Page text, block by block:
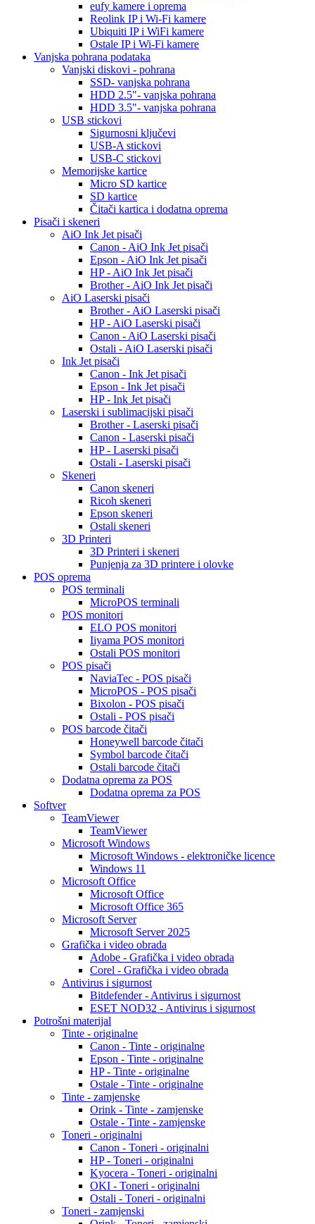
eufy kamere i oprema
Reolink IP i Wi-Fi kamere
Ubiquiti IP i WiFi kamere
Ostale IP i Wi-Fi kamere
Vanjska pohrana podataka
Vanjski diskovi - pohrana
SSD- vanjska pohrana
HDD 2.5"- vanjska pohrana
HDD 3.5"- vanjska pohrana
USB stickovi
Sigurnosni ključevi
USB-A stickovi
USB-C stickovi
Memorijske kartice
Micro SD kartice
SD kartice
Čitači kartica i dodatna oprema
Pisači i skeneri
AiO Ink Jet pisači
Canon - AiO Ink Jet pisači
Epson - AiO Ink Jet pisači
HP - AiO Ink Jet pisači
Brother - AiO Ink Jet pisači
AiO Laserski pisači
Brother - AiO Laserski pisači
HP - AiO Laserski pisači
Canon - AiO Laserski pisači
Ostali - AiO Laserski pisači
Ink Jet pisači
Canon - Ink Jet pisači
Epson - Ink Jet pisači
HP - Ink Jet pisači
Laserski i sublimacijski pisači
Brother - Laserski pisači
Canon - Laserski pisači
HP - Laserski pisači
Ostali - Laserski pisači
Skeneri
Canon skeneri
Ricoh skeneri
Epson skeneri
Ostali skeneri
3D Printeri
3D Printeri i skeneri
Punjenja za 3D printere i olovke
POS oprema
POS terminali
MicroPOS terminali
POS monitori
ELO POS monitori
Iiyama POS monitori
Ostali POS monitori
POS pisači
NaviaTec - POS pisači
MicroPOS - POS pisači
Bixolon - POS pisači
Ostali - POS pisači
POS barcode čitači
Honeywell barcode čitači
Symbol barcode čitači
Ostali barcode čitači
Dodatna oprema za POS
Dodatna oprema za POS
Softver
TeamViewer
TeamViewer
Microsoft Windows
Microsoft Windows - elektroničke licence
Windows 11
Microsoft Office
Microsoft Office
Microsoft Office 365
Microsoft Server
Microsoft Server 2025
Grafička i video obrada
Adobe - Grafička i video obrada
Corel - Grafička i video obrada
Antivirus i sigurnost
Bitdefender - Antivirus i sigurnost
ESET NOD32 - Antivirus i sigurnost
Potrošni materijal
Tinte - originalne
Canon - Tinte - originalne
Epson - Tinte - originalne
HP - Tinte - originalne
Ostale - Tinte - originalne
Tinte - zamjenske
Orink - Tinte - zamjenske
Ostale - Tinte - zamjenske
Toneri - originalni
Canon - Toneri - originalni
HP - Toneri - originalni
Kyocera - Toneri - originalni
OKI - Toneri - originalni
Ostali - Toneri - originalni
Toneri - zamjenski